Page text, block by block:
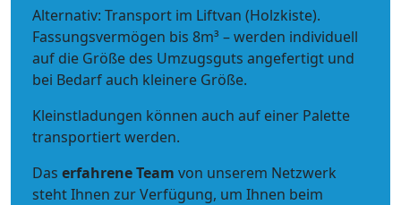
Alternativ: Transport im Liftvan (Holzkiste).
Fassungsvermögen bis 8m³ – werden individuell
auf die Größe des Umzugsguts angefertigt und
bei Bedarf auch kleinere Größe.
Kleinstladungen können auch auf einer Palette
transportiert werden.
Das erfahrene Team von unserem Netzwerk
steht Ihnen zur Verfügung, um Ihnen beim